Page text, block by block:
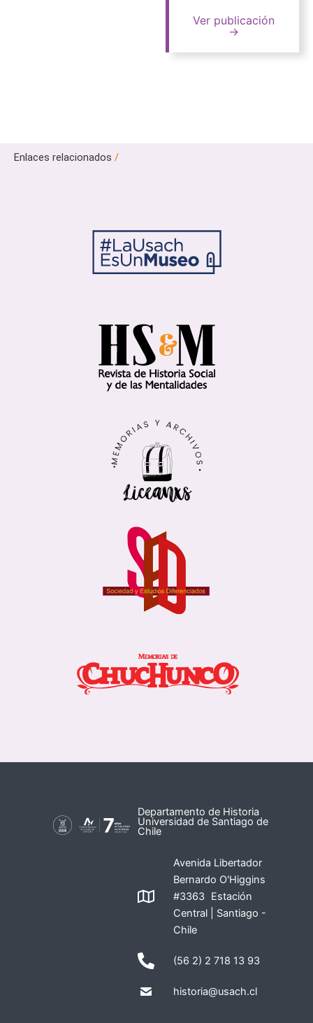
Ver publicación
→
Enlaces relacionados /
Departamento de Historia
Universidad de Santiago de
Chile
Avenida Libertador
Bernardo O'Higgins
#3363 Estación
Central | Santiago -
Chile
(56 2) 2 718 13 93
historia@usach.cl